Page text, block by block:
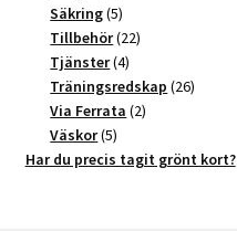
produkter
Säkring 55
produkter
Tillbehör 2222
Tjänster 44
produkter
Träningsredskap 2626
Via Ferrata 22
Väskor 55
produkter
Har du precis tagit grönt kort?